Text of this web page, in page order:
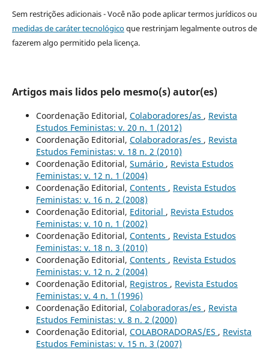
Sem restrições adicionais - Você não pode aplicar termos jurídicos ou
medidas de caráter tecnológicoque restrinjam legalmente outros de
fazerem algo permitido pela licença.
Artigos mais lidos pelo mesmo(s) autor(es)
Coordenação Editorial, Colaboradores/as , Revista
Estudos Feministas: v. 20 n. 1 (2012)
Coordenação Editorial, Colaboradoras/es , Revista
Estudos Feministas: v. 18 n. 2 (2010)
Coordenação Editorial, Sumário , Revista Estudos
Feministas: v. 12 n. 1 (2004)
Coordenação Editorial, Contents , Revista Estudos
Feministas: v. 16 n. 2 (2008)
Coordenação Editorial, Editorial , Revista Estudos
Feministas: v. 10 n. 1 (2002)
Coordenação Editorial, Contents , Revista Estudos
Feministas: v. 18 n. 3 (2010)
Coordenação Editorial, Contents , Revista Estudos
Feministas: v. 12 n. 2 (2004)
Coordenação Editorial, Registros , Revista Estudos
Feministas: v. 4 n. 1 (1996)
Coordenação Editorial, Colaboradoras/es , Revista
Estudos Feministas: v. 8 n. 2 (2000)
Coordenação Editorial, COLABORADORAS/ES , Revista
Estudos Feministas: v. 15 n. 3 (2007)